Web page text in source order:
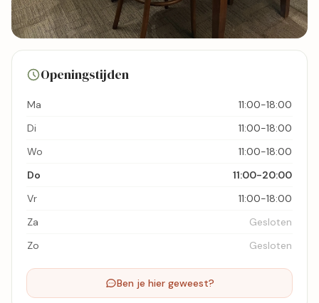
Bekijk kaart
Openingstijden
Ma
11:00-18:00
Di
11:00-18:00
Wo
11:00-18:00
Do
11:00-20:00
Vr
11:00-18:00
Za
Gesloten
Zo
Gesloten
Ben je hier geweest?